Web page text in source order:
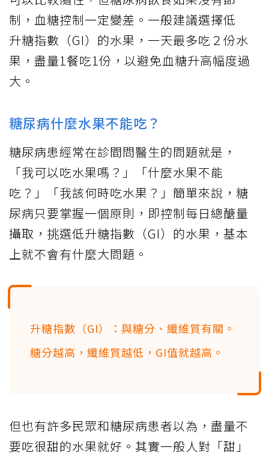
制， 血糖控制一定變差。一般建議選擇低
升糖指數 （GI）的水果，一天最多吃２份水
果，盡量1餐吃1份，以避免血糖升高幅度過
大。
糖尿病什麼水果不能吃？
糖尿病患經常在診間問醫生的問題就是，
「我可以吃水果嗎？」「什麼水果不能
吃？」「我該何時吃水果？」簡單來說，糖
尿病只要掌握一個原則，即控制每日總醣量
攝取，挑選低升糖指數（GI）的水果，基本
上就不會有什麼大問題。
升糖指數（GI）：與糖分、纖維質有關。
糖分越高，纖維質越低，GI值就越高。
但也有許多民眾和糖尿病患者以為，盡量不
要吃很甜的水果就好。其實一般人對「甜」